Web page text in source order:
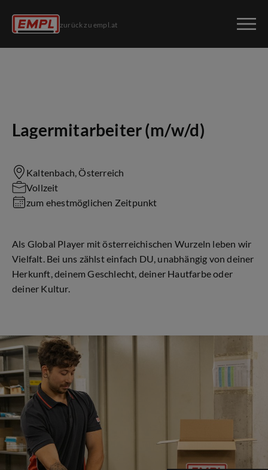
zurück zu empl.at
Lagermitarbeiter (m/w/d)
Kaltenbach, Österreich
Vollzeit
zum ehestmöglichen Zeitpunkt
Als Global Player mit österreichischen Wurzeln leben wir
Vielfalt. Bei uns zählst einfach DU, unabhängig von deiner
Herkunft, deinem Geschlecht, deiner Hautfarbe oder
deiner Kultur.